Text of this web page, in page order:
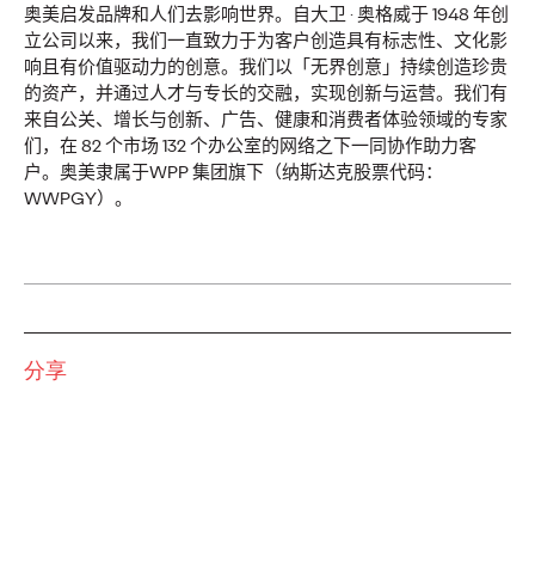
奥美启发品牌和人们去影响世界。自大卫 ·奥格威于1948年创
立公司以来，我们一直致力于为客户创造具有标志性、文化影
响且有价值驱动力的创意。我们以「无界创意」持续创造珍贵
的资产，并通过人才与专长的交融，实现创新与运营。我们有
来自公关、增长与创新、广告、健康和消费者体验领域的专家
们，在 82个市场 132个办公室的网络之下一同协作助力客
户。奥美隶属于WPP集团旗下（纳斯达克股票代码：
WWPGY）。
分享
观点
报告｜回归真实：重塑
奥美中国 02/03/2026
告别算法红利，社交营销「回归真实」之道。掌握「五大真实